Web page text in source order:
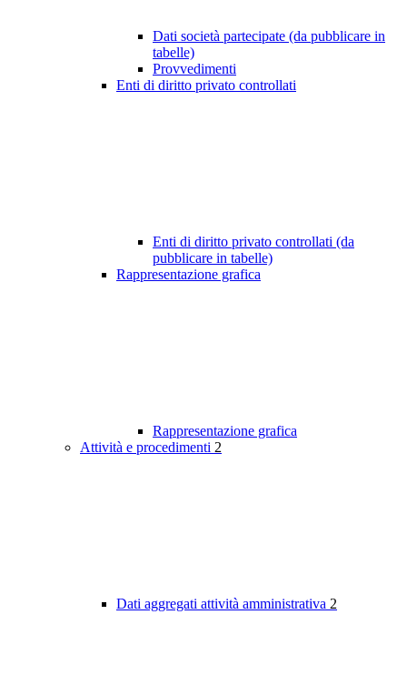
Dati società partecipate (da pubblicare in
tabelle)
Provvedimenti
Enti di diritto privato controllati
Enti di diritto privato controllati (da
pubblicare in tabelle)
Rappresentazione grafica
Rappresentazione grafica
Attività e procedimenti 2
Dati aggregati attività amministrativa 2